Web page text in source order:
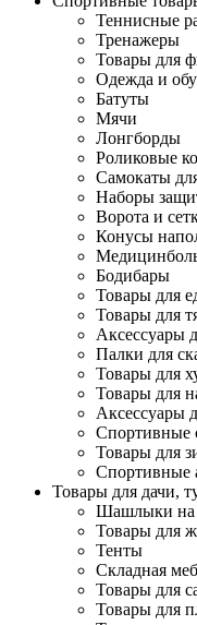
Теннисные
Тренажеры
Товары для
Одежда и
Батуты
Мячи
Лонгборды
Роликовые
Самокаты
Наборы
Ворота и
Конусы
Бодибары
Товары для
Товары для
Аксессуары
Палки для
Товары для
Товары для
Аксессуары
Спортивные
Товары для
Спортивные
Товары для дачи,
Шашлыки на
Товары для
Тенты
Складная
Товары для
Товары для